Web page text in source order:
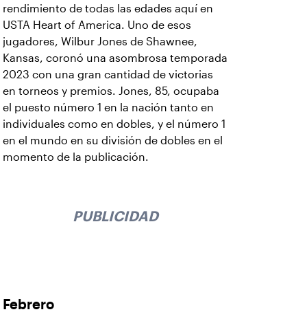
rendimiento de todas las edades aquí en
USTA Heart of America. Uno de esos
jugadores, Wilbur Jones de Shawnee,
Kansas, coronó una asombrosa temporada
2023 con una gran cantidad de victorias
en torneos y premios. Jones, 85, ocupaba
el puesto número 1 en la nación tanto en
individuales como en dobles, y el número 1
en el mundo en su división de dobles en el
momento de la publicación.
PUBLICIDAD
Febrero